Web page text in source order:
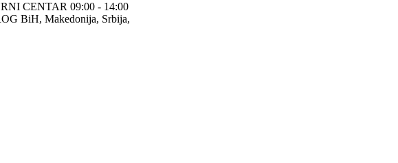
CENTAR 09:00 - 14:00
BiH, Makedonija, Srbija,